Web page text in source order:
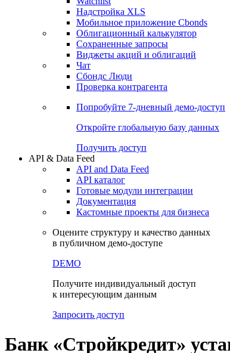
Получить доступ
Инструментарий
Портфель
Watchlist
Надстройка XLS
Мобильное приложение Cbonds
Облигационный калькулятор
Сохраненные запросы
Виджеты акций и облигаций
Чат
Сбондс Люди
Проверка контрагента
Попробуйте7-дневный
Откройте глобальную базу данных
Получить доступ
API & Data Feed
API and Data Feed
API каталог
Документация
Кастомные проекты для бизнеса
Оцените структуру и качество данных
в публичном демо-доступе
DEMO
Получите индивидуальный доступ